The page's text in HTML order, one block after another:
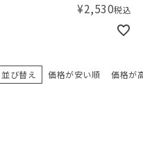
¥2,530税込
並び替え 価格が安い順 価格が